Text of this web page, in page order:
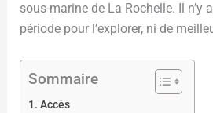
sous-marine de La Rochelle. Il n’y
période pour l’explorer, ni de
Sommaire
Accès